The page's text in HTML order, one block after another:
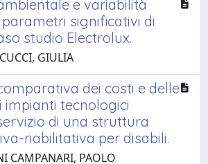
e variabilità
significativi di
studio Electrolux.
GIULIA
dei costi e delle
impianti tecnologici
di una struttura
riabilitativa per disabili.
CAMPANARI, PAOLO